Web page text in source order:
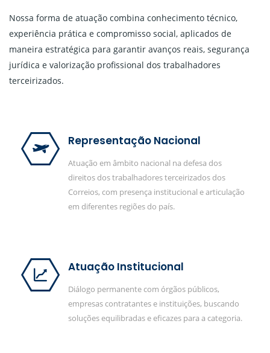
Nossa forma de atuação combina conhecimento técnico,
experiência prática e compromisso social, aplicados de
maneira estratégica para garantir avanços reais, segurança
jurídica e valorização profissional dos trabalhadores
terceirizados.
Representação Nacional
Atuação em âmbito nacional na defesa dos
direitos dos trabalhadores terceirizados dos
Correios, com presença institucional e articulação
em diferentes regiões do país.
Atuação Institucional
Diálogo permanente com órgãos públicos,
empresas contratantes e instituições, buscando
soluções equilibradas e eficazes para a categoria.